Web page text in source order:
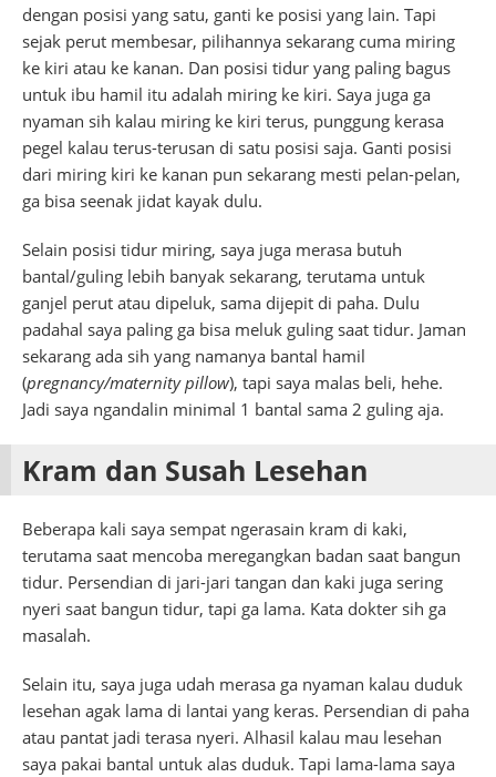
dengan posisi yang satu, ganti ke posisi yang lain. Tapi
sejak perut membesar, pilihannya sekarang cuma miring
ke kiri atau ke kanan. Dan posisi tidur yang paling bagus
untuk ibu hamil itu adalah miring ke kiri. Saya juga ga
nyaman sih kalau miring ke kiri terus, punggung kerasa
pegel kalau terus-terusan di satu posisi saja. Ganti posisi
dari miring kiri ke kanan pun sekarang mesti pelan-pelan,
ga bisa seenak jidat kayak dulu.
Selain posisi tidur miring, saya juga merasa butuh
bantal/guling lebih banyak sekarang, terutama untuk
ganjel perut atau dipeluk, sama dijepit di paha. Dulu
padahal saya paling ga bisa meluk guling saat tidur. Jaman
sekarang ada sih yang namanya bantal hamil
(pregnancy/maternity pillow), tapi saya malas beli, hehe.
Jadi saya ngandalin minimal 1 bantal sama 2 guling aja.
Kram dan Susah Lesehan
Beberapa kali saya sempat ngerasain kram di kaki,
terutama saat mencoba meregangkan badan saat bangun
tidur. Persendian di jari-jari tangan dan kaki juga sering
nyeri saat bangun tidur, tapi ga lama. Kata dokter sih ga
masalah.
Selain itu, saya juga udah merasa ga nyaman kalau duduk
lesehan agak lama di lantai yang keras. Persendian di paha
atau pantat jadi terasa nyeri. Alhasil kalau mau lesehan
saya pakai bantal untuk alas duduk. Tapi lama-lama saya